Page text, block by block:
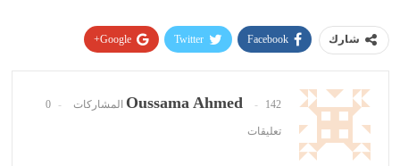
شارك Facebook
Twitter
Google+
البريد الإلكتروني Oussama Ahmed 142 المشاركات 0
تعليقات